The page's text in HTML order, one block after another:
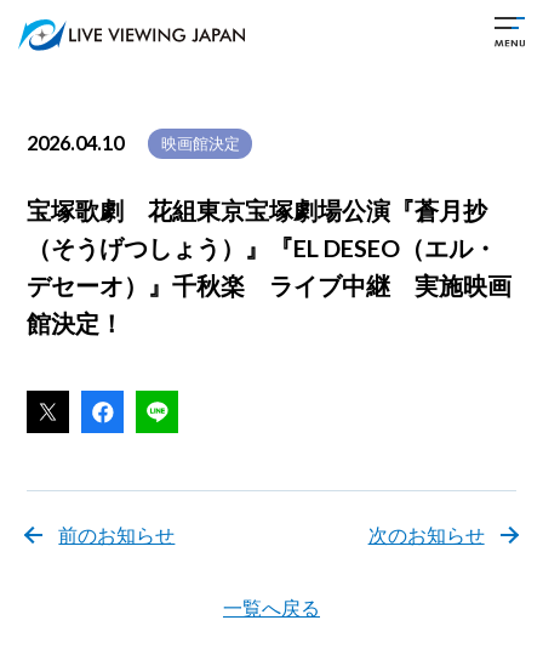
2026.04.10 映画館決定
宝塚歌劇 花組東京宝塚劇場公演『蒼月抄
（そうげつしょう）』『EL DESEO（エル・
デセーオ）』千秋楽 ライブ中継 実施映画
館決定！
前のお知らせ
一覧へ戻る
次のお知らせ